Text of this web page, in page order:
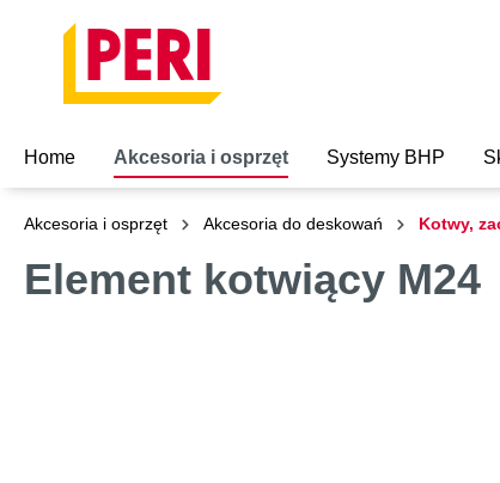
Home Akcesoria i osprzęt Systemy BHP
Akcesoria i osprzęt Akcesoria do deskowań Kotwy,
Element kotwiący M24